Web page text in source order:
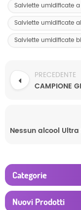
Salviette umidificate a
Salviette umidificate
Salviette umidificate
PRECEDENTE
Categorie
Nuovi Prodotti